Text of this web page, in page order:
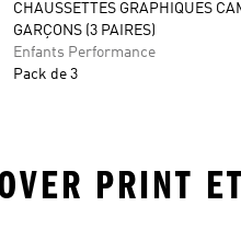
CHAUSSETTES GRAPHIQUES
GARÇONS (3 PAIRES)
Enfants Performance
Pack de 3
PRINT